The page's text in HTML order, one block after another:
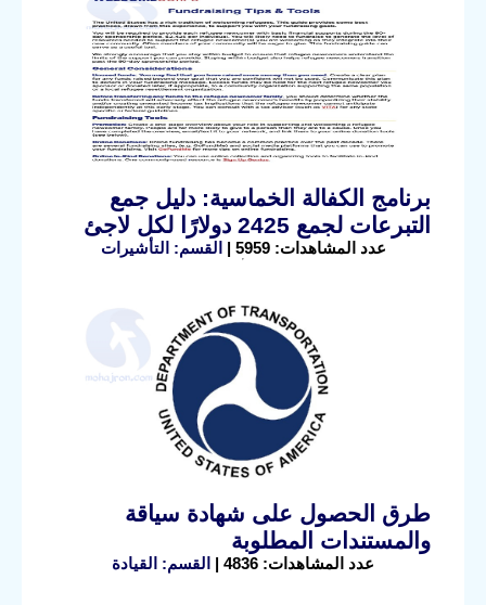
برنامج الكفالة الخماسية: دليل جمع
التبرعات لجمع 2425 دولارًا لكل لاجئ
عدد المشاهدات: 5959 | القسم: التأشيرات
طرق الحصول على شهادة سياقة
والمستندات المطلوبة
عدد المشاهدات: 4836 | القسم: القيادة